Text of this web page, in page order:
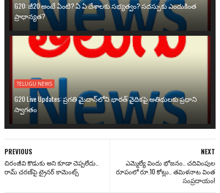
G20: జీ20 అంటే ఏంటి? ఏ ఏ దేశాలకు సభ్యత్వం? సదస్సుకు ఎందుకింత
ప్రాధాన్యత?
TELUGU NEWS
G20 Live Updates: ప్రగతి మైదాన్‌లోని భారత్ వైదికపై అతిథులకు ప్రధాని
స్వాగతం
NEXT
ఎమ్మెల్యే విందు భోజనం.. చదివింపుల
రూపంలో రూ.10 కోట్లు.. తమిళనాట వింత
సంప్రదాయం!
PREVIOUS
చిరంజీవి కొడుకు అని కూడా చెప్పలేదు..
రామ్ చరణ్‌పై ట్రైనర్ కామెంట్స్